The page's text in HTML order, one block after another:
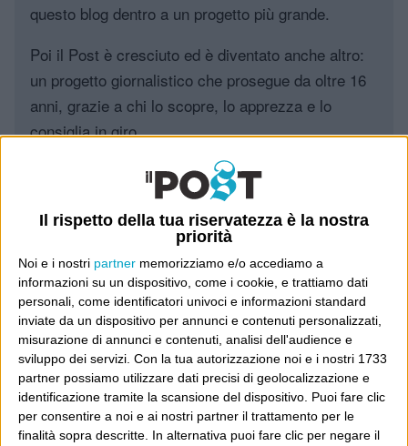
Il rispetto della tua riservatezza è la nostra
priorità
Noi e i nostri partner memorizziamo e/o accediamo a
informazioni su un dispositivo, come i cookie, e trattiamo dati
personali, come identificatori univoci e informazioni standard
inviate da un dispositivo per annunci e contenuti personalizzati,
misurazione di annunci e contenuti, analisi dell'audience e
sviluppo dei servizi. Con la tua autorizzazione noi e i nostri 1733
partner possiamo utilizzare dati precisi di geolocalizzazione e
identificazione tramite la scansione del dispositivo. Puoi fare clic
per consentire a noi e ai nostri partner il trattamento per le
finalità sopra descritte. In alternativa puoi fare clic per negare il
questo blog dentro a un progetto più grande.
Poi il Post è cresciuto ed è diventato anche altro:
un progetto giornalistico che prosegue da oltre 16
anni, grazie a chi lo scopre, lo apprezza e lo
consiglia in giro.
Leggi il Post, magari ti piace
POST PRECEDENTE
Tutta la città ne parla
POST SUCCESSIVO
Dimestichezze